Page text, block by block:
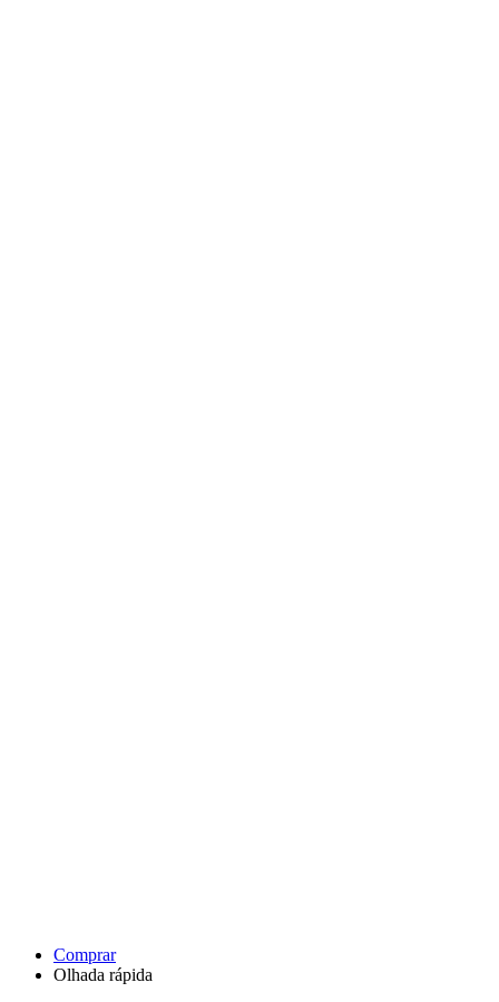
Comprar
Olhada rápida